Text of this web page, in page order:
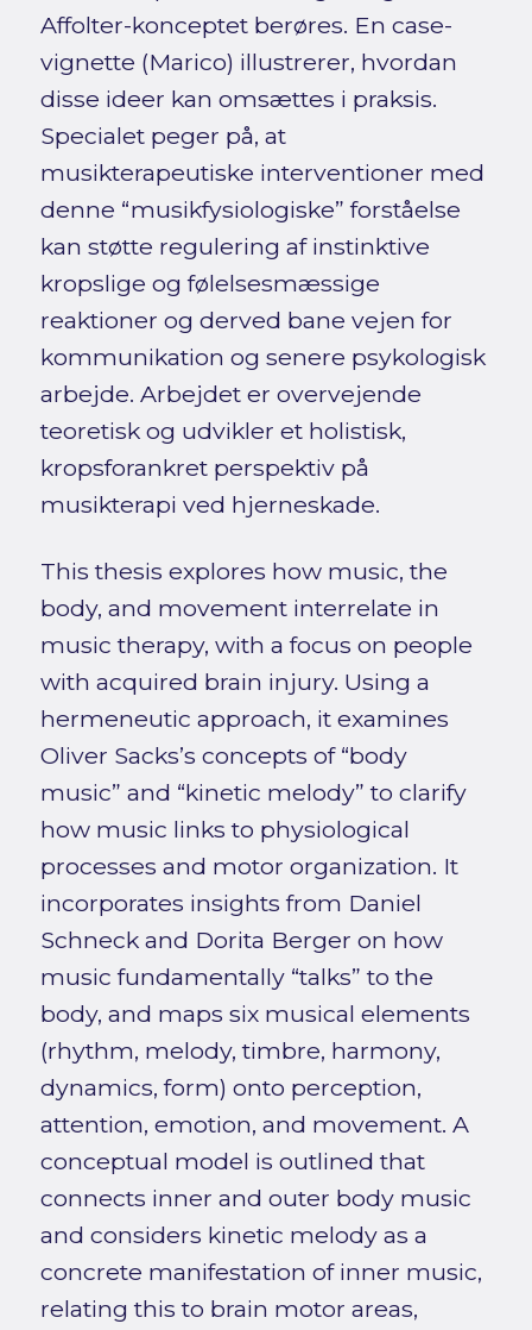
Affolter-konceptet berøres. En case-
vignette (Marico) illustrerer, hvordan
disse ideer kan omsættes i praksis.
Specialet peger på, at
musikterapeutiske interventioner med
denne “musikfysiologiske” forståelse
kan støtte regulering af instinktive
kropslige og følelsesmæssige
reaktioner og derved bane vejen for
kommunikation og senere psykologisk
arbejde. Arbejdet er overvejende
teoretisk og udvikler et holistisk,
kropsforankret perspektiv på
musikterapi ved hjerneskade.
This thesis explores how music, the
body, and movement interrelate in
music therapy, with a focus on people
with acquired brain injury. Using a
hermeneutic approach, it examines
Oliver Sacks’s concepts of “body
music” and “kinetic melody” to clarify
how music links to physiological
processes and motor organization. It
incorporates insights from Daniel
Schneck and Dorita Berger on how
music fundamentally “talks” to the
body, and maps six musical elements
(rhythm, melody, timbre, harmony,
dynamics, form) onto perception,
attention, emotion, and movement. A
conceptual model is outlined that
connects inner and outer body music
and considers kinetic melody as a
concrete manifestation of inner music,
relating this to brain motor areas,